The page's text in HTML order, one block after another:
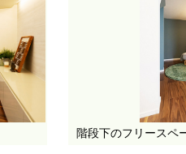
階段下のフリースペ